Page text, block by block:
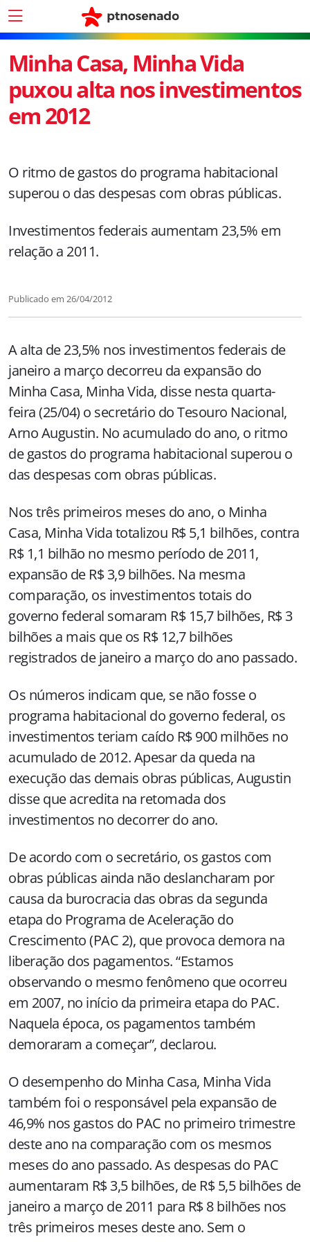
Minha Casa, Minha Vida
puxou alta nos investimentos
em 2012
O ritmo de gastos do programa habitacional
superou o das despesas com obras públicas.
Investimentos federais aumentam 23,5% em
relação a 2011.
Publicado em 26/04/2012
A alta de 23,5% nos investimentos federais de
janeiro a março decorreu da expansão do
Minha Casa, Minha Vida, disse nesta quarta-
feira (25/04) o secretário do Tesouro Nacional,
Arno Augustin. No acumulado do ano, o ritmo
de gastos do programa habitacional superou o
das despesas com obras públicas.
Nos três primeiros meses do ano, o Minha
Casa, Minha Vida totalizou R$ 5,1 bilhões, contra
R$ 1,1 bilhão no mesmo período de 2011,
expansão de R$ 3,9 bilhões. Na mesma
comparação, os investimentos totais do
governo federal somaram R$ 15,7 bilhões, R$ 3
bilhões a mais que os R$ 12,7 bilhões
registrados de janeiro a março do ano passado.
Os números indicam que, se não fosse o
programa habitacional do governo federal, os
investimentos teriam caído R$ 900 milhões no
acumulado de 2012. Apesar da queda na
execução das demais obras públicas, Augustin
disse que acredita na retomada dos
investimentos no decorrer do ano.
De acordo com o secretário, os gastos com
obras públicas ainda não deslancharam por
causa da burocracia das obras da segunda
etapa do Programa de Aceleração do
Crescimento (PAC 2), que provoca demora na
liberação dos pagamentos. “Estamos
observando o mesmo fenômeno que ocorreu
em 2007, no início da primeira etapa do PAC.
Naquela época, os pagamentos também
demoraram a começar”, declarou.
O desempenho do Minha Casa, Minha Vida
também foi o responsável pela expansão de
46,9% nos gastos do PAC no primeiro trimestre
deste ano na comparação com os mesmos
meses do ano passado. As despesas do PAC
aumentaram R$ 3,5 bilhões, de R$ 5,5 bilhões de
janeiro a março de 2011 para R$ 8 bilhões nos
três primeiros meses deste ano. Sem o